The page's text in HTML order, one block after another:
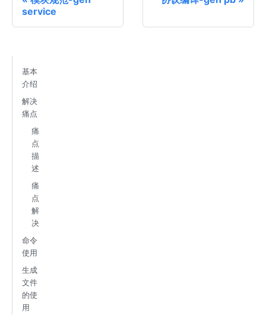
service
基本
介绍
解决
痛点
痛
点
描
述
痛
点
解
决
命令
使用
生成
文件
的使
用